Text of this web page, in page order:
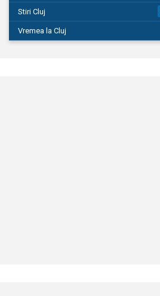
Stiri Cluj
Vremea la Cluj